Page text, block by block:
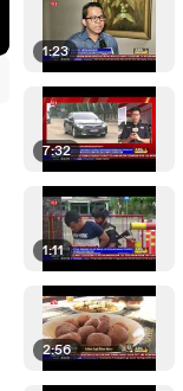
1:23
7:32
1:11
2:56